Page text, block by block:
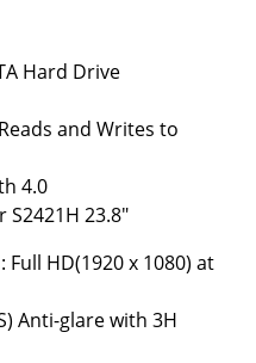
Hard Drive
and Writes to
4.0
23.8"
HD(1920 x 1080) at
Anti-glare with 3H